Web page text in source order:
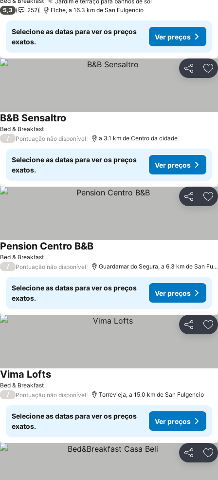
5,3 252 Elche, a 16.3 km de San Fulgencio
Selecione as datas para ver os preços
exatos.
Ver preços
Partilhar
Bed & Breakfast
B&B Sensaltro
/ Pontuação não disponível a 3.1 km de Centro da cidade
Selecione as datas para ver os preços
exatos.
Ver preços
Partilhar
Bed & Breakfast
Pension Centro B&BVer preços
/ Pontuação não disponível Guardamar do Segura, a 6.3 km de San
Selecione as datas para ver os preços
exatos.
Ver preços
Partilhar
Bed & Breakfast
Vima LoftsVer preços
/ Pontuação não disponível Torrevieja, a 15.0 km de San Fulgencio
Selecione as datas para ver os preços
exatos.
Ver preços
Partilhar